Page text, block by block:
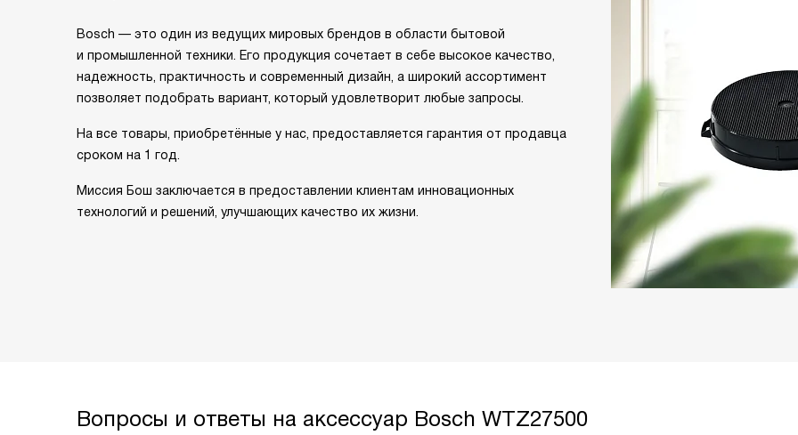
Bosch — это один из ведущих мировых брендов в области бытовой
и промышленной техники. Его продукция сочетает в себе высокое качество,
надежность, практичность и современный дизайн, а широкий ассортимент
позволяет подобрать вариант, который удовлетворит любые запросы.
На все товары, приобретённые у нас, предоставляется гарантия от продавца
сроком на 1 год.
Миссия Бош заключается в предоставлении клиентам инновационных
технологий и решений, улучшающих качество их жизни.
Вопросы и ответы на аксессуар Bosch WTZ27500